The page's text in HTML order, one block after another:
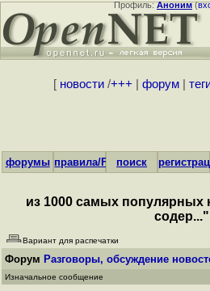
Профиль:Аноним(
[ новости/+++ форум|
форумы правила/FAQпоиск
из 1000 самых популярных
содер..."
Вариант для распечатки
Форум Разговоры, обсуждение
Изначальное сообщение